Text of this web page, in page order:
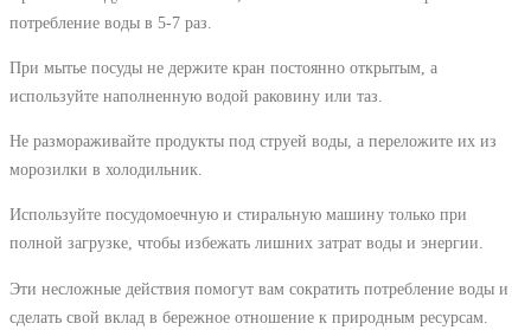
потребление воды в 5-7 раз.
При мытье посуды не держите кран постоянно открытым, а
используйте наполненную водой раковину или таз.
Не размораживайте продукты под струей воды, а переложите их из
морозилки в холодильник.
Используйте посудомоечную и стиральную машину только при
полной загрузке, чтобы избежать лишних затрат воды и энергии.
Эти несложные действия помогут вам сократить потребление воды и
сделать свой вклад в бережное отношение к природным ресурсам.